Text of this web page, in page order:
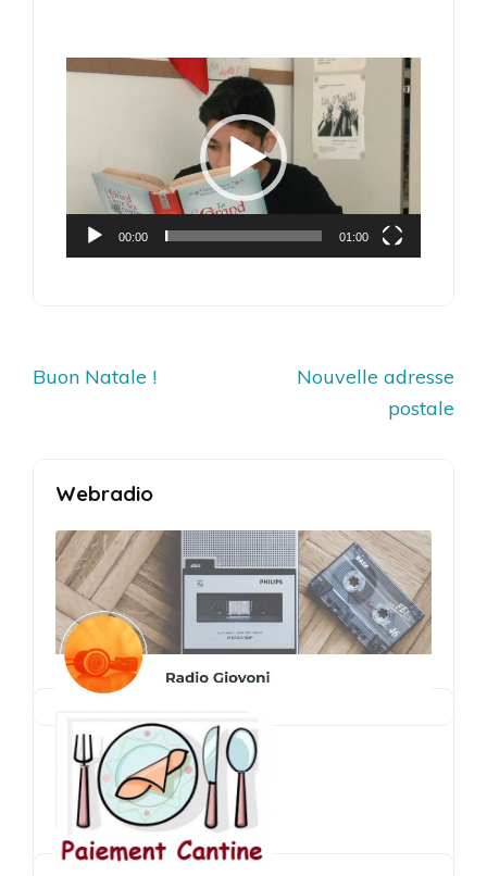
Lecteur
00:00 01:00
Navigation
Buon Natale !
Nouvelle adresse
postale
Webradio